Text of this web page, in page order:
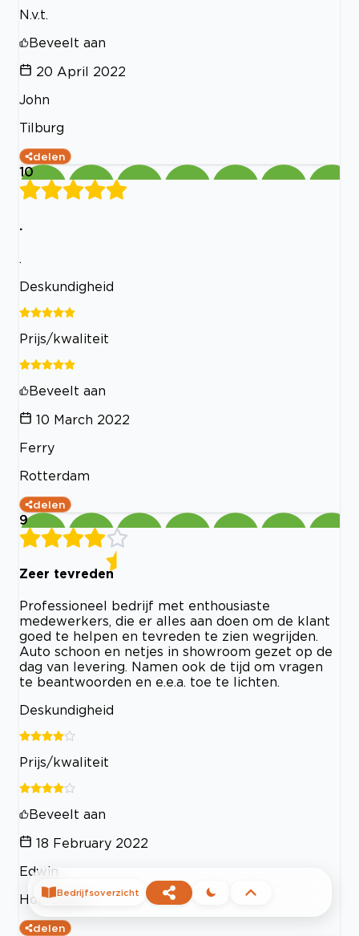
N.v.t.
Beveelt aan
20 April 2022
John
Tilburg
delen
10
.
.
Deskundigheid
Prijs/kwaliteit
Beveelt aan
10 March 2022
Ferry
Rotterdam
delen
9
Zeer tevreden
Professioneel bedrijf met enthousiaste
medewerkers, die er alles aan doen om de klant
goed te helpen en tevreden te zien wegrijden.
Auto schoon en netjes in showroom gezet op de
dag van levering. Namen ook de tijd om vragen
te beantwoorden en e.e.a. toe te lichten.
Deskundigheid
Prijs/kwaliteit
Beveelt aan
18 February 2022
Edwin
Hoofddorp
delen
Bedrijfsoverzicht